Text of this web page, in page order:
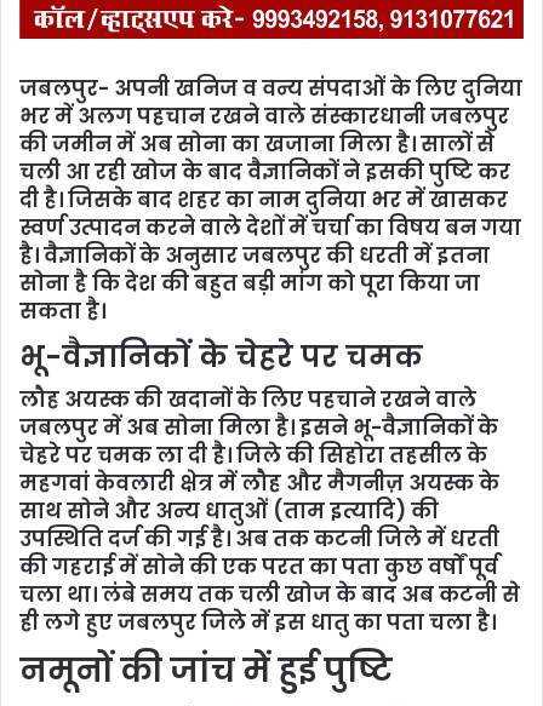
जबलपुर- अपनी खनिज व वन्य संपदाओं के लिए दुनिया
भर में अलग पहचान रखने वाले संस्कारधानी जबलपुर
की जमीन में अब सोना का खजाना मिला है। सालों से
चली आ रही खोज के बाद वैज्ञानिकों ने इसकी पुष्टि कर
दी है। जिसके बाद शहर का नाम दुनिया भर में खासकर
स्वर्ण उत्पादन करने वाले देशों में चर्चा का विषय बन गया
है। वैज्ञानिकों के अनुसार जबलपुर की धरती में इतना
सोना है कि देश की बहुत बड़ी मांग को पूरा किया जा
सकता है।
भू-वैज्ञानिकों के चेहरे पर चमक
लौह अयस्क की खदानों के लिए पहचाने रखने वाले
जबलपुर में अब सोना मिला है। इसने भू-वैज्ञानिकों के
चेहरे पर चमक ला दी है। जिले की सिहोरा तहसील के
महगवां केवलारी क्षेत्र में लौह और मैगनीज़ अयस्क के
साथ सोने और अन्य धातुओं (ताम इत्यादि) की
उपस्थिति दर्ज की गई है। अब तक कटनी जिले में धरती
की गहराई में सोने की एक परत का पता कुछ वर्षों पूर्व
चला था। लंबे समय तक चली खोज के बाद अब कटनी से
ही लगे हुए जबलपुर जिले में इस धातु का पता चला है।
नमूनों की जांच में हुई पुष्टि